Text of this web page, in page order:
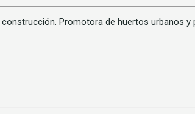
Promotora de huertos urbanos y